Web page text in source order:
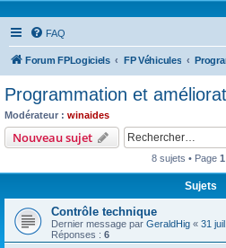
FAQ
Forum FPLogiciels FP Véhicules
Programmation et
Modérateur : winaides
Nouveau sujet
8 sujets • Page 1
Sujets
Contrôle technique
Dernier message par GeraldHig « 31
Réponses : 6